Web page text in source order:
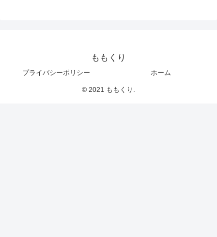
ももくり
プライバシーポリシー ホーム
© 2021 ももくり.